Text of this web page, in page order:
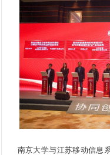
南京大学与江苏移动信息